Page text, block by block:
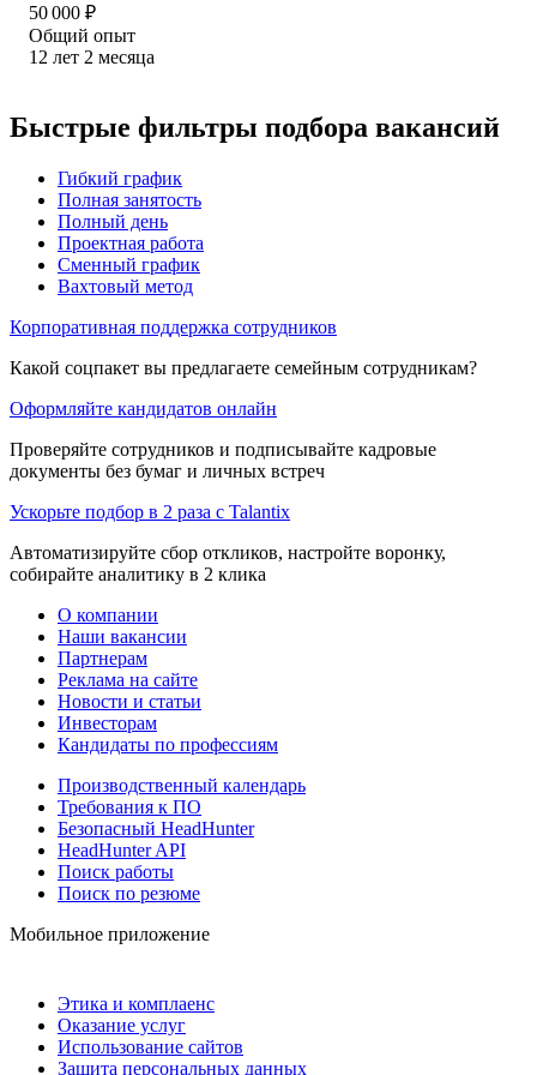
50 000 ₽
Общий опыт
12 лет 2 месяца
Быстрые фильтры подбора вакансий
Гибкий график
Полная занятость
Полный день
Проектная работа
Сменный график
Вахтовый метод
Корпоративная поддержка сотрудников
Какой соцпакет вы предлагаете семейным сотрудникам?
Оформляйте кандидатов онлайн
Проверяйте сотрудников и подписывайте кадровые
документы без бумаг и личных встреч
Ускорьте подбор в 2 раза с Talantix
Автоматизируйте сбор откликов, настройте воронку,
собирайте аналитику в 2 клика
О компании
Наши вакансии
Партнерам
Реклама на сайте
Новости и статьи
Инвесторам
Кандидаты по профессиям
Производственный календарь
Требования к ПО
Безопасный HeadHunter
HeadHunter API
Поиск работы
Поиск по резюме
Мобильное приложение
Этика и комплаенс
Оказание услуг
Использование сайтов
Защита персональных данных